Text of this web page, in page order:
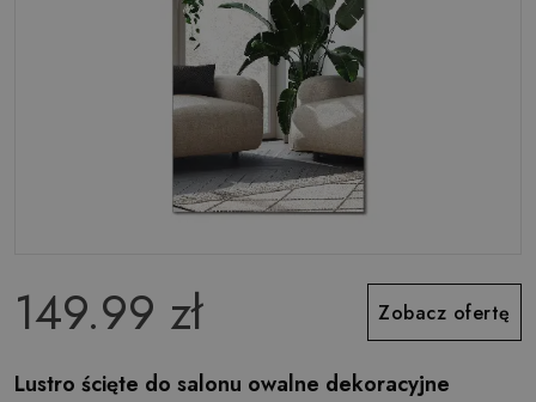
149.99 zł Zobacz ofertę
Lustro ścięte do salonu owalne dekoracyjne